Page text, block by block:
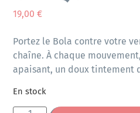
19,00€
Portez le Bola contre votre
chaîne. À chaque
apaisant, un doux tintement
En stock